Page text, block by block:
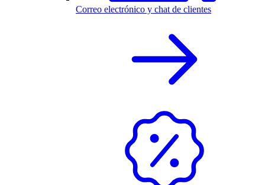
Correo electrónico y chat de clientes